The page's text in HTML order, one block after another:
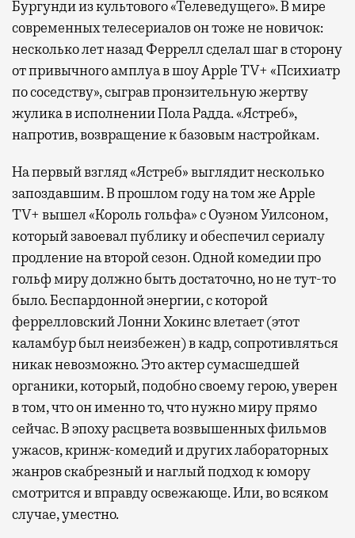
Бургунди из культового «Телеведущего». В мире
современных телесериалов он тоже не новичок:
несколько лет назад Феррелл сделал шаг в сторону
от привычного амплуа в шоу Apple TV+ «Психиатр
по соседству», сыграв пронзительную жертву
жулика в исполнении Пола Радда. «Ястреб»,
напротив, возвращение к базовым настройкам.
На первый взгляд «Ястреб» выглядит несколько
запоздавшим. В прошлом году на том же Apple
TV+ вышел «Король гольфа» с Оуэном Уилсоном,
который завоевал публику и обеспечил сериалу
продление на второй сезон. Одной комедии про
гольф миру должно быть достаточно, но не тут-то
было. Беспардонной энергии, с которой
феррелловский Лонни Хокинс влетает (этот
каламбур был неизбежен) в кадр, сопротивляться
никак невозможно. Это актер сумасшедшей
органики, который, подобно своему герою, уверен
в том, что он именно то, что нужно миру прямо
сейчас. В эпоху расцвета возвышенных фильмов
ужасов, кринж-комедий и других лабораторных
жанров скабрезный и наглый подход к юмору
смотрится и вправду освежающе. Или, во всяком
случае, уместно.